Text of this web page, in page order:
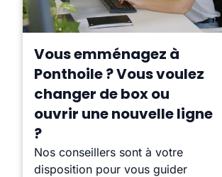
Vous emménagez à
Ponthoile ? Vous voulez
changer de box ou
ouvrir une nouvelle ligne
?
Nos conseillers sont à votre
disposition pour vous guider